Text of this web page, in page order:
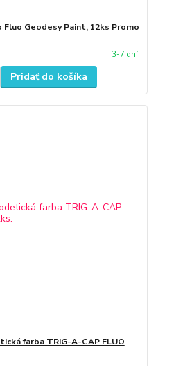
Fluo Geodesy Paint, 12ks Promo
3-7 dní
Pridať do košíka
farba TRIG-A-CAP FLUO